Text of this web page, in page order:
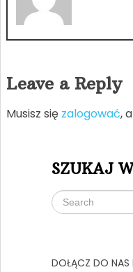
Leave a Reply
Musisz się zalogować,
SZUKAJ
DOŁĄCZ DO NAS